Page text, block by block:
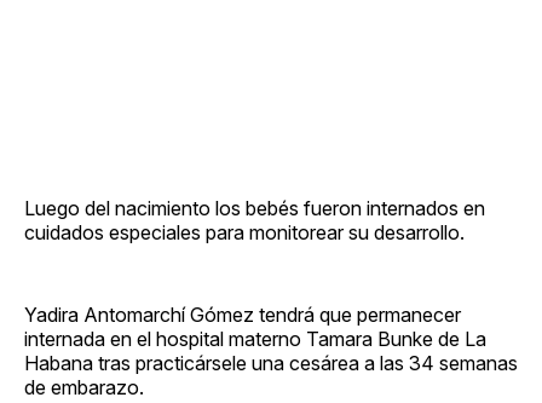
Luego del nacimiento los bebés fueron internados en
cuidados especiales para monitorear su desarrollo.
Yadira Antomarchí Gómez tendrá que permanecer
internada en el hospital materno Tamara Bunke de La
Habana tras practicársele una cesárea a las 34 semanas
de embarazo.